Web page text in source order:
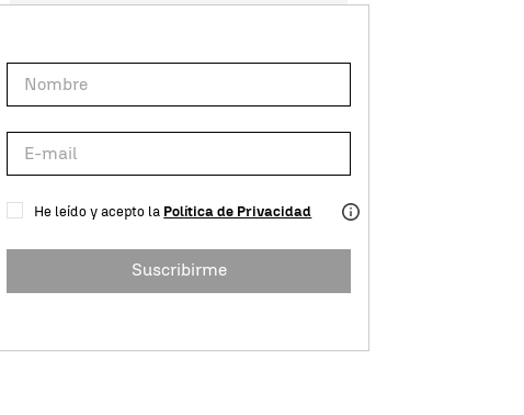
He leído y acepto la Política de Privacidad
Suscribirme